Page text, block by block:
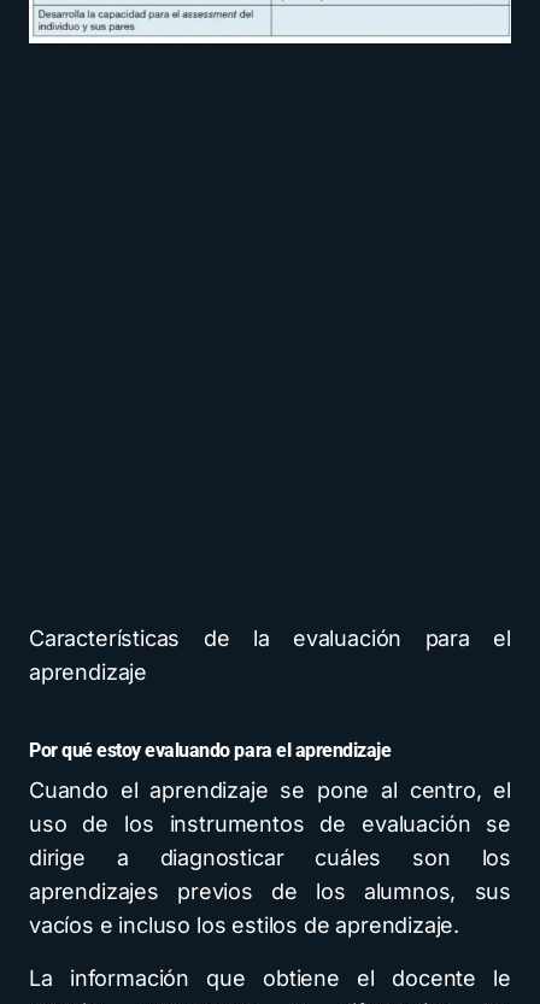
Características de la evaluación para el
aprendizaje
Por qué estoy evaluando para el aprendizaje
Cuando el aprendizaje se pone al centro, el
uso de los instrumentos de evaluación se
dirige a diagnosticar cuáles son los
aprendizajes previos de los alumnos, sus
vacíos e incluso los estilos de aprendizaje.
La información que obtiene el docente le